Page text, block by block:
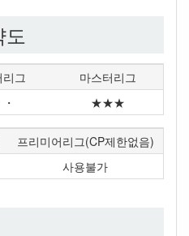
도
그
마스터리그
★★★
프리미어리그(CP제한없음)
사용불가